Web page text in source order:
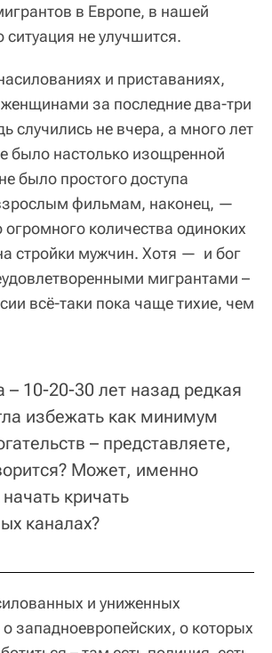
в Европе, в нашей
ситуация не улучшится.
и приставаниях,
за последние два-три
случились не вчера, а много лет
было настолько изощренной
было простого доступа
фильмам, наконец, —
огромного количества одиноких
стройки мужчин. Хотя — и бог
мигрантами –
всё-таки пока чаще тихие, чем
– 10-20-30 лет назад редкая
избежать как минимум
– представляете,
Может, именно
кричать
каналах?
и униженных
западноевропейских, о которых